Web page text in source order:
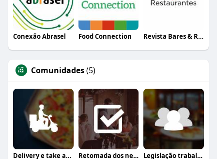
Conexão Abrasel Food Connection Revista Bares & Restaurantes
Comunidades(5)
Delivery e take away Retomada dos negócios Legislação trabalhista